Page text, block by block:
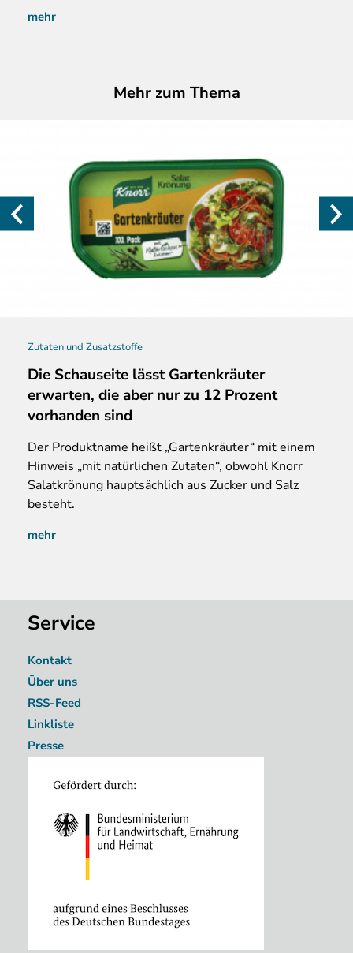
mehr
Mehr zum Thema
Zutaten und Zusatzstoffe
Die Schauseite lässt Gartenkräuter
erwarten, die aber nur zu 12 Prozent
vorhanden sind
Der Produktname heißt „Gartenkräuter“ mit einem
Hinweis „mit natürlichen Zutaten“, obwohl Knorr
Salatkrönung hauptsächlich aus Zucker und Salz
besteht.
mehr
Service
Kontakt
Über uns
RSS-Feed
Linkliste
Presse